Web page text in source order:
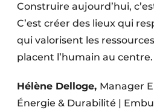
Construire aujourd’hui,
C’est créer des lieux qui
qui valorisent les
placent l’humain au centre.
Hélène Delloge, Manager
Énergie & Durabilité |